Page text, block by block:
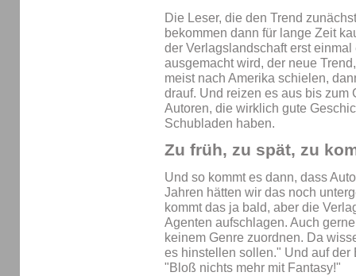
Die Leser, die den Trend
bekommen dann für lange Zeit
der Verlagslandschaft erst
ausgemacht wird, der neue
meist nach Amerika schielen,
drauf. Und reizen es aus bis zum
Autoren, die wirklich gute
Schubladen haben.
Zu früh, zu spät, zu
Und so kommt es dann, dass
Jahren hätten wir das noch
kommt das ja bald, aber die
Agenten aufschlagen. Auch
keinem Genre zuordnen. Da
es hinstellen sollen." Und auf
"Bloß nichts mehr mit Fantasy!"